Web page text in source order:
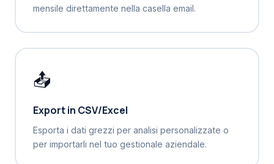
mensile direttamente nella casella email.
📤
Export in CSV/Excel
Esporta i dati grezzi per analisi personalizzate o
per importarli nel tuo gestionale aziendale.